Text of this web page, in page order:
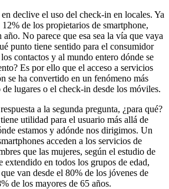
declive el uso del check-in en locales. Ya
de los propietarios de smartphone,
No parece que esa sea la vía que vaya
punto tiene sentido para el consumidor
contactos y al mundo entero dónde se
Es por ello que el acceso a servicios
se ha convertido en un fenómeno más
lugares o el check-in desde los móviles.
a la segunda pregunta, ¿para qué?
utilidad para el usuario más allá de
estamos y adónde nos dirigimos. Un
acceden a los servicios de
que las mujeres, según el estudio de
extendido en todos los grupos de edad,
van desde el 80% de los jóvenes de
de los mayores de 65 años.